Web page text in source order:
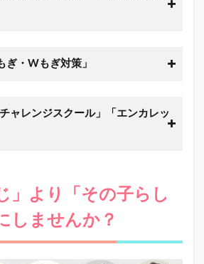
ぎ・Wもぎ対策」
ャレンジスクール」「エンカレッ
」より「その子らし
しませんか？